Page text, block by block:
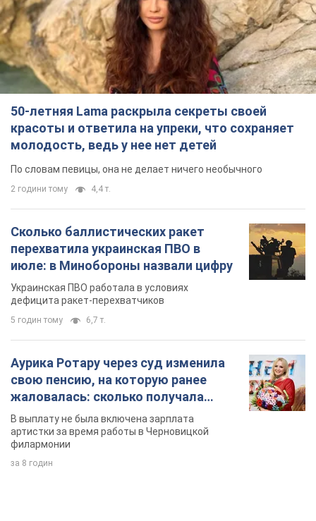
50-летняя Lama раскрыла секреты своей
красоты и ответила на упреки, что сохраняет
молодость, ведь у нее нет детей
По словам певицы, она не делает ничего необычного
2 години тому 4,4 т.
Сколько баллистических ракет
перехватила украинская ПВО в
июле: в Минобороны назвали цифру
Украинская ПВО работала в условиях
дефицита ракет-перехватчиков
5 годин тому 6,7 т.
Аурика Ротару через суд изменила
свою пенсию, на которую ранее
жаловалась: сколько получала
певица
В выплату не была включена зарплата
артистки за время работы в Черновицкой
филармонии
за 8 годин